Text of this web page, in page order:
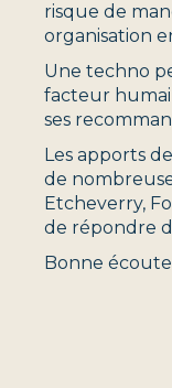
risque de
organisation
Une techno
facteur
ses
Les apports
de
Etcheverry,
de répondre
Bonne écoute